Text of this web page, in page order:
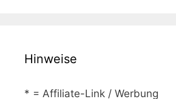
Hinweise
* = Affiliate-Link / Werbung